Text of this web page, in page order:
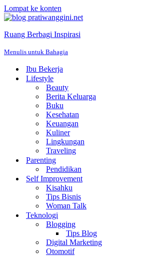
Lompat ke konten
Ruang Berbagi Inspirasi
Menulis untuk Bahagia
Ibu Bekerja
Lifestyle
Beauty
Berita Keluarga
Buku
Kesehatan
Keuangan
Kuliner
Lingkungan
Traveling
Parenting
Pendidikan
Self Improvement
Kisahku
Tips Bisnis
Woman Talk
Teknologi
Blogging
Tips Blog
Digital Marketing
Otomotif